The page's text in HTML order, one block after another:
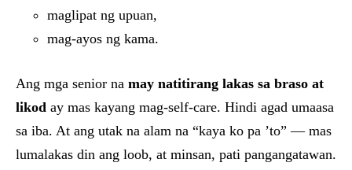
maglipat ng upuan,
mag-ayos ng kama.
Ang mga senior na may natitirang lakas sa braso at
likod ay mas kayang mag-self-care. Hindi agad umaasa
sa iba. At ang utak na alam na “kaya ko pa ’to” — mas
lumalakas din ang loob, at minsan, pati pangangatawan.